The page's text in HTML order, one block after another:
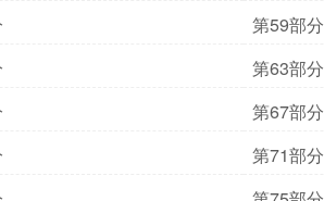
第59部分
第63部分
第67部分
第71部分